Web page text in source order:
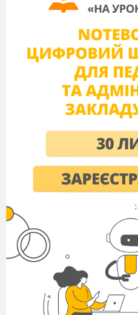
ЧОТИРИСТА
ВИКОРИСТАННІ ЦЬОГО
ЦІЛЯХ ПРИЙШЛИ Б ДО